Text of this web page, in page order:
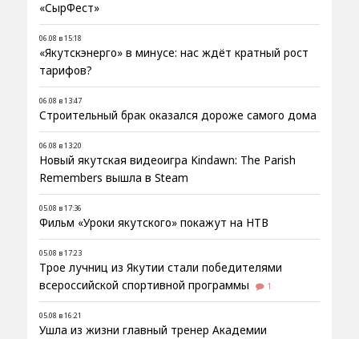
«СырФест»
06.08 в 15:18
«Якутскэнерго» в минусе: нас ждёт кратный рост
тарифов?
06.08 в 13:47
Строительный брак оказался дороже самого дома
06.08 в 13:20
Новый якутская видеоигра Kindawn: The Parish
Remembers вышла в Steam
05.08 в 17:36
Фильм «Уроки якутского» покажут на НТВ
05.08 в 17:23
Трое лучниц из Якутии стали победителями
всероссийской спортивной программы
1
05.08 в 16:21
Ушла из жизни главный тренер Академии